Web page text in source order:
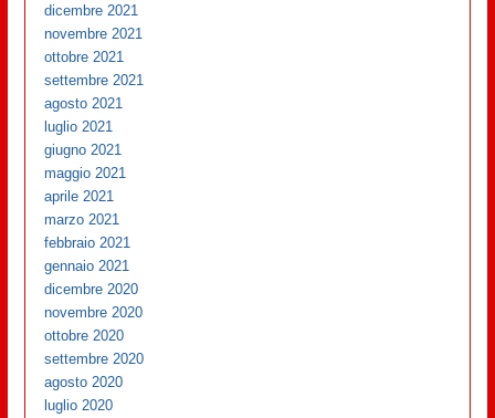
dicembre 2021
novembre 2021
ottobre 2021
settembre 2021
agosto 2021
luglio 2021
giugno 2021
maggio 2021
aprile 2021
marzo 2021
febbraio 2021
gennaio 2021
dicembre 2020
novembre 2020
ottobre 2020
settembre 2020
agosto 2020
luglio 2020